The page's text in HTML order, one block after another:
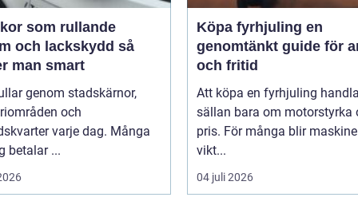
som rullande
och lackskydd så
man smart
genom stadskärnor,
och
varje dag. Många
betalar ...
Köpa fyrhjuling en
genomtänkt guide för
och fritid
Att köpa en fyrhjuling
sällan bara om motorstyrka
pris. För många blir
vikt...
04 juli 2026